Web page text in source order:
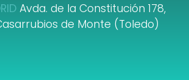
Avda. de la Constitución 178,
de Monte (Toledo)